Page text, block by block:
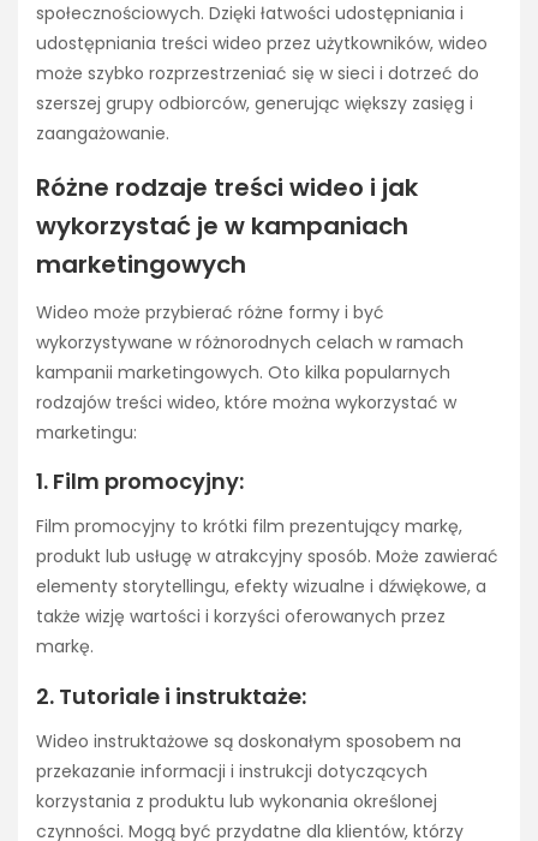
społecznościowych. Dzięki łatwości udostępniania i
udostępniania treści wideo przez użytkowników, wideo
może szybko rozprzestrzeniać się w sieci i dotrzeć do
szerszej grupy odbiorców, generując większy zasięg i
zaangażowanie.
Różne rodzaje treści wideo i jak
wykorzystać je w kampaniach
marketingowych
Wideo może przybierać różne formy i być
wykorzystywane w różnorodnych celach w ramach
kampanii marketingowych. Oto kilka popularnych
rodzajów treści wideo, które można wykorzystać w
marketingu:
1. Film promocyjny:
Film promocyjny to krótki film prezentujący markę,
produkt lub usługę w atrakcyjny sposób. Może zawierać
elementy storytellingu, efekty wizualne i dźwiękowe, a
także wizję wartości i korzyści oferowanych przez
markę.
2. Tutoriale i instruktaże:
Wideo instruktażowe są doskonałym sposobem na
przekazanie informacji i instrukcji dotyczących
korzystania z produktu lub wykonania określonej
czynności. Mogą być przydatne dla klientów, którzy